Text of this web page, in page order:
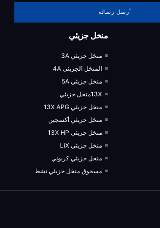
أرسل رسالة
منخل جزيئي
منخل جزيئي 3A
المنخل الجزيئي 4A
منخل جزيئي 5A
13Xمنخل جزيئي
منخل جزيئي 13X APG
منخل جزيئي أكسجين
منخل جزيئي 13X HP
منخل جزيئي LiX
منخل جزيئي كربوني
مسحوق منخل جزيئي نشط